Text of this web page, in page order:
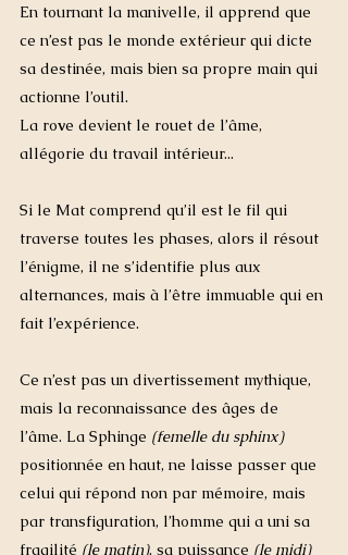
En tournant la manivelle, il apprend que
ce n’est pas le monde extérieur qui dicte
sa destinée, mais bien sa propre main qui
actionne l’outil.
La rove devient le rouet de l’âme,
allégorie du travail intérieur...
Si le Mat comprend qu’il est le fil qui
traverse toutes les phases, alors il résout
l’énigme, il ne s’identifie plus aux
alternances, mais à l’être immuable qui en
fait l’expérience.
Ce n’est pas un divertissement mythique,
mais la reconnaissance des âges de
l’âme. La Sphinge (femelle du sphinx)
positionnée en haut, ne laisse passer que
celui qui répond non par mémoire, mais
par transfiguration, l’homme qui a uni sa
fragilité (le matin), sa puissance (le midi)